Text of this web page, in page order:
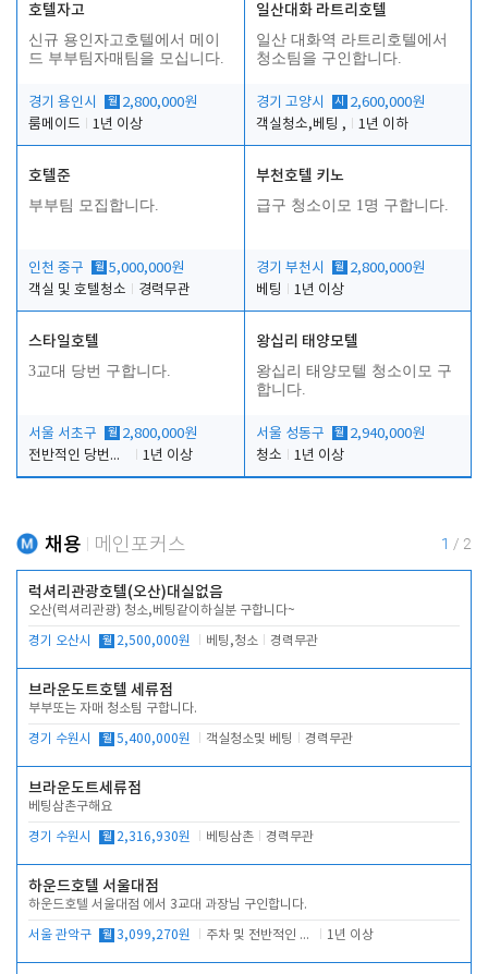
호텔자고
신규 용인자고호텔에서 메이
드 부부팀자매팀을 모십니다.
경기 용인시 월 2,800,000원
룸메이드
1년 이상
일산대화 라트리호텔
일산 대화역 라트리호텔에서
청소팀을 구인합니다.
경기 고양시 시
2,600,000원
객실청소,베팅 ,
1년 이하
호텔준
부부팀 모집합니다.
인천 중구 월 5,000,000원
객실 및 호텔청소
경력무관
부천호텔 키노
급구 청소이모 1명 구합니다.
경기 부천시 월 2,800,000원
베팅
1년 이상
스타일호텔
3교대 당번 구합니다.
서울 서초구 월 2,800,000원
전반적인 당번업무
1년 이상
왕십리 태양모텔
왕십리 태양모텔 청소이모 구
합니다.
서울 성동구 월 2,940,000원
청소
1년 이상
채용 메인포커스 1 / 2
럭셔리관광호텔(오산)대실없음
오산(럭셔리관광) 청소,베팅같이하실분 구합니다~
경기 오산시 월 2,500,000원 베팅,청소 경력무관
브라운도트호텔 세류점
부부또는 자매 청소팀 구합니다.
경기 수원시 월 5,400,000원 객실청소및 베팅 경력무관
브라운도트세류점
베팅삼촌구해요
경기 수원시 월 2,316,930원 베팅삼촌 경력무관
하운드호텔 서울대점
하운드호텔 서울대점 에서 3교대 과장님 구인합니다.
서울 관악구 월 3,099,270원 주차 및 전반적인 당번업무 1년 이상